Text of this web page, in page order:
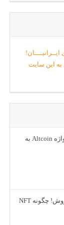
آلتکوین چیست؟ واژه Altcoin به
تبلیغ NFT برای فروش! چگونه NFT